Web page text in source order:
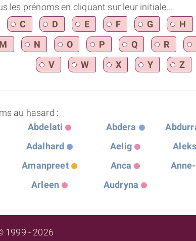
les prénoms en cliquant sur leur initiale...
C D E F G H
M N O P Q R
V
W X Y Z
au hasard :
Abdelati Abdera
Adalhard Aelig
Amanpreet Anca
Arleen Audryna
1999 - 2026